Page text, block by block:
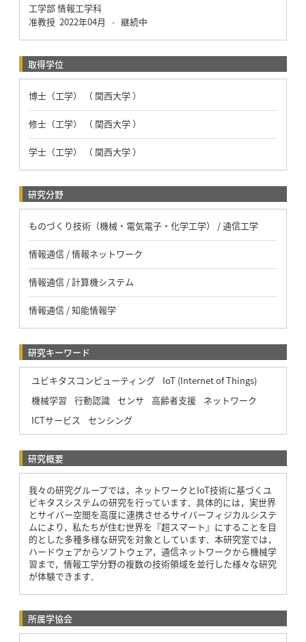
工学部 情報工学科
准教授 2022年04月 - 継続中
取得学位
博士（工学） （ 関西大学 ）
修士（工学） （ 関西大学 ）
学士（工学） （ 関西大学 ）
研究分野
ものづくり技術（機械・電気電子・化学工学） / 通信工学
情報通信 / 情報ネットワーク
情報通信 / 計算機システム
情報通信 / 知能情報学
研究キーワード
ユビキタスコンピューティング
IoT (Internet of Things)
機械学習
行動認識 センサ 高齢者支援
ネットワーク
ICTサービス
センシング
研究概要
我々の研究グループでは，ネットワークとIoT技術に基づくユ
ビキタスシステムの研究を行っています．具体的には，実世界
とサイバー空間を高度に連携させるサイバーフィジカルシステ
ムにより，私たちが住む世界を『超スマート』にすることを目
的とした多種多様な研究を対象としています．本研究室では，
ハードウェアからソフトウェア，通信ネットワークから機械学
習まで，情報工学分野の複数の技術領域を並行した様々な研究
が体験できます．
所属学協会